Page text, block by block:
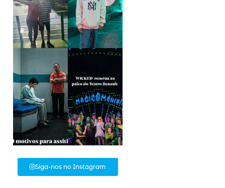
Siga-nos no Instagram